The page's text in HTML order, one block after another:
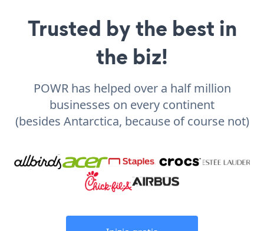
Trusted by the best in
the biz!
POWR has helped over a half million
businesses on every continent
(besides Antarctica, because of course not)